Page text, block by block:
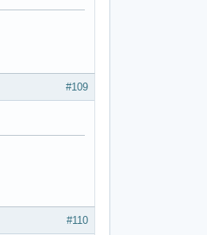
#109
#110